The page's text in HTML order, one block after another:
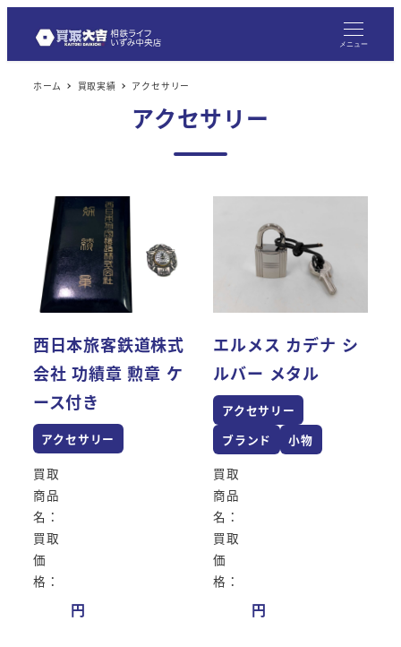
メニュー
ホーム 買取実績 アクセサリー
アクセサリー
西日本旅客鉄道株式
会社 功績章 勲章 ケ
ース付き
アクセサリー
買取
商品
名：
買取
価
格：
エルメス カデナ シ
ルバー メタル
アクセサリー
ブランド
小物
買取
商品
名：
買取
価
格：